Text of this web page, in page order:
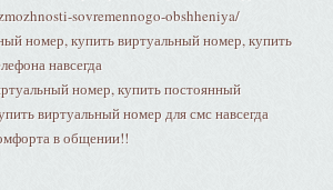
sovremennogo-obshheniya/
номер, купить виртуальный номер, купить
навсегда
номер, купить постоянный
виртуальный номер для смс навсегда
в общении!!